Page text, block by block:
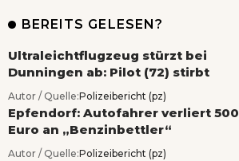
BEREITS GELESEN?
Ultraleichtflugzeug stürzt bei
Dunningen ab: Pilot (72) stirbt
Autor / Quelle:Polizeibericht (pz)
Epfendorf: Autofahrer verliert 500
Euro an „Benzinbettler“
Autor / Quelle:Polizeibericht (pz)